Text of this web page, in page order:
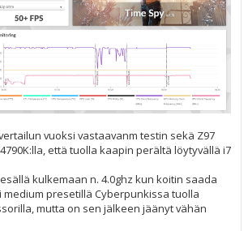
vuoksi vastaavanm testin sekä Z97
että tuolla kaapin perältä löytyvällä i7
kulkemaan n. 4.0ghz kun koitin saada
medium presetillä Cyberpunkissa tuolla
mutta on sen jälkeen jäänyt vähän